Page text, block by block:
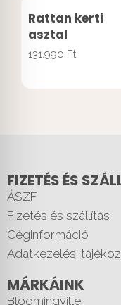
Rattan kerti
asztal
131.990 Ft
FIZETÉS ÉS
ÁSZF
Fizetés és szállítás
Céginformáció
Adatkezelési
MÁRKÁINK
Bloomingville